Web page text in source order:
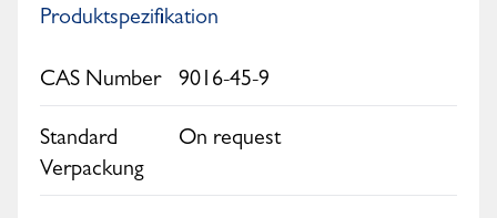
Produktspezifikation
CAS Number 9016-45-9
Standard
Verpackung
On request